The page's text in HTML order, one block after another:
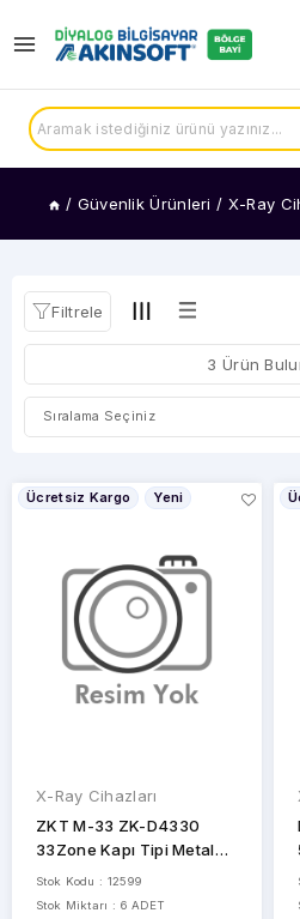
/ Güvenlik Ürünleri / X-Ray
KATEGORİLER
Ray
Cihazları
MARKALAR
DAHUA
ZKT
STOK
DURUMU
Filtrele
3 Ürün
Ücretsiz Kargo Yeni
X-Ray Cihazları
ZKT M-33 ZK-D4330
33Zone Kapı Tipi Metal
Dedektör
Stok Kodu : 12599
Stok Miktarı : 6 ADET